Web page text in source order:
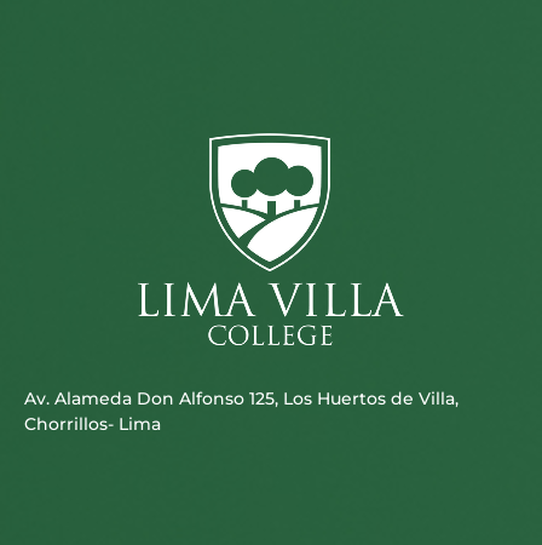
Av. Alameda Don Alfonso 125, Los Huertos de Villa,
Chorrillos- Lima